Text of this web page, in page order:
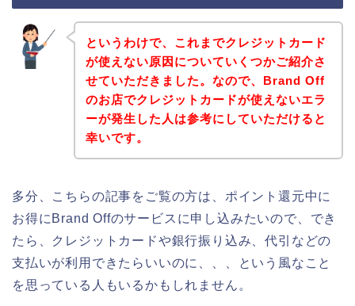
というわけで、これまでクレジットカード
が使えない原因についていくつかご紹介さ
せていただきました。なので、Brand Off
のお店でクレジットカードが使えないエラ
ーが発生した人は参考にしていただけると
幸いです。
多分、こちらの記事をご覧の方は、ポイント還元中に
お得にBrand Offのサービスに申し込みたいので、でき
たら、クレジットカードや銀行振り込み、代引などの
支払いが利用できたらいいのに、、、という風なこと
を思っている人もいるかもしれません。